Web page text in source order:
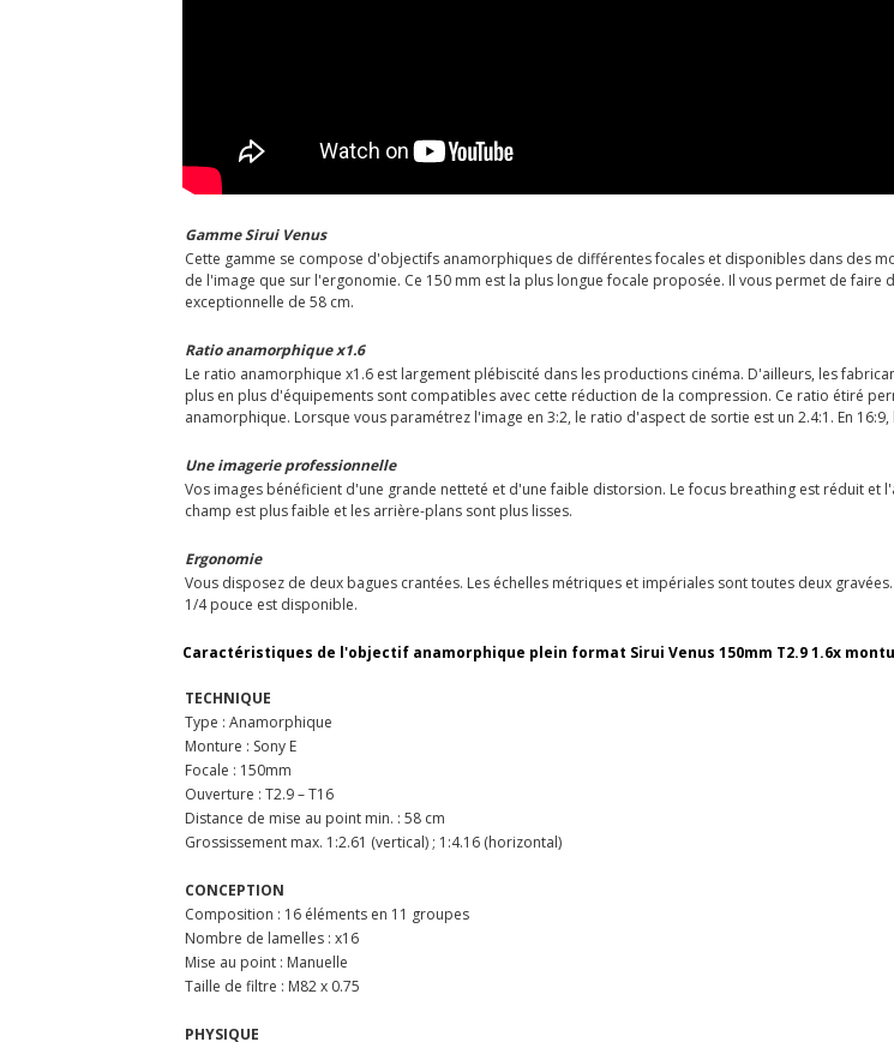
Gamme Sirui Venus
Cette gamme se compose d'objectifs anamorphiques de différentes focales et disponibles dans des
de l'image que sur l'ergonomie. Ce 150 mm est la plus longue focale proposée. Il vous permet de
exceptionnelle de 58 cm.
Ratio anamorphique x1.6
Le ratio anamorphique x1.6 est largement plébiscité dans les productions cinéma. D'ailleurs, les
plus en plus d'équipements sont compatibles avec cette réduction de la compression. Ce ratio étiré
anamorphique. Lorsque vous paramétrez l'image en 3:2, le ratio d'aspect de sortie est un 2.4:1. En
Une imagerie professionnelle
Vos images bénéficient d'une grande netteté et d'une faible distorsion. Le focus breathing est réduit
champ est plus faible et les arrière-plans sont plus lisses.
Ergonomie
Vous disposez de deux bagues crantées. Les échelles métriques et impériales sont toutes deux
1/4 pouce est disponible.
Caractéristiques de l'objectif anamorphique plein format Sirui Venus 150mm T2.9 1.6x
TECHNIQUE
Type : Anamorphique
Monture : Sony E
Focale : 150mm
Ouverture : T2.9 – T16
Distance de mise au point min. : 58 cm
Grossissement max. 1:2.61 (vertical) ; 1:4.16 (horizontal)
CONCEPTION
Composition : 16 éléments en 11 groupes
Nombre de lamelles : x16
Mise au point : Manuelle
Taille de filtre : M82 x 0.75
PHYSIQUE